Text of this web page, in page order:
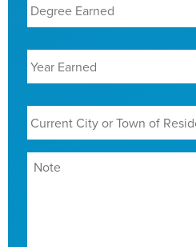
Earned *
Year
Earned *
Current
City
or
Town
of
Note